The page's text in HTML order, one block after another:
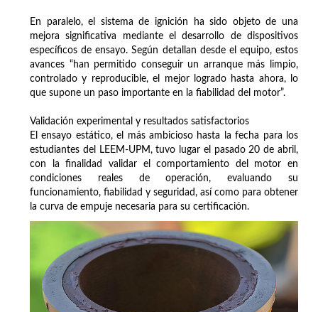
En paralelo, el sistema de ignición ha sido objeto de una
mejora significativa mediante el desarrollo de dispositivos
específicos de ensayo. Según detallan desde el equipo, estos
avances “han permitido conseguir un arranque más limpio,
controlado y reproducible, el mejor logrado hasta ahora, lo
que supone un paso importante en la fiabilidad del motor”.
Validación experimental y resultados satisfactorios
El ensayo estático, el más ambicioso hasta la fecha para los
estudiantes del LEEM-UPM, tuvo lugar el pasado 20 de abril,
con la finalidad validar el comportamiento del motor en
condiciones reales de operación, evaluando su
funcionamiento, fiabilidad y seguridad, así como para obtener
la curva de empuje necesaria para su certificación.